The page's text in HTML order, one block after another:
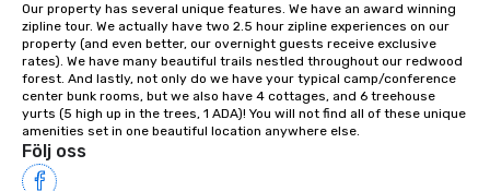
Our property has several unique features. We have an award winning
zipline tour. We actually have two 2.5 hour zipline experiences on our
property (and even better, our overnight guests receive exclusive
rates). We have many beautiful trails nestled throughout our redwood
forest. And lastly, not only do we have your typical camp/conference
center bunk rooms, but we also have 4 cottages, and 6 treehouse
yurts (5 high up in the trees, 1 ADA)! You will not find all of these unique
amenities set in one beautiful location anywhere else.
Följ oss